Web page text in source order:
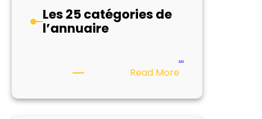
Les 25 catégories de
l’annuaire
…
Read More:
25